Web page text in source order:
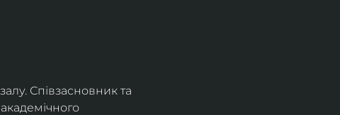
Співзасновник та